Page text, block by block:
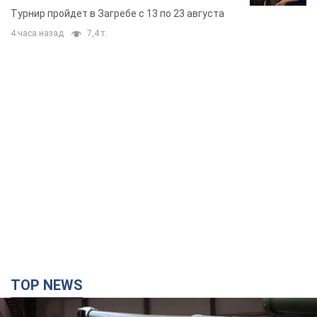
Европы основных спортсменов
Турнир пройдет в Загребе с 13 по 23 августа
4 часа назад 7,4 т.
TOP NEWS